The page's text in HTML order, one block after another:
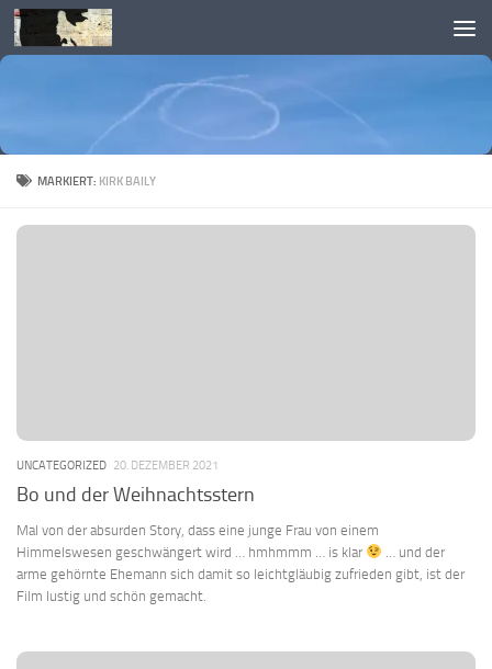
Skip to content
MARKIERT: KIRK BAILY
UNCATEGORIZED 20. DEZEMBER 2021
Bo und der Weihnachtsstern
Mal von der absurden Story, dass eine junge Frau von einem
Himmelswesen geschwängert wird … hmhmmm … is klar
… und der
arme gehörnte Ehemann sich damit so leichtgläubig zufrieden gibt, ist der
Film lustig und schön gemacht.